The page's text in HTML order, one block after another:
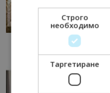
Строго
необходимо
Таргетиране